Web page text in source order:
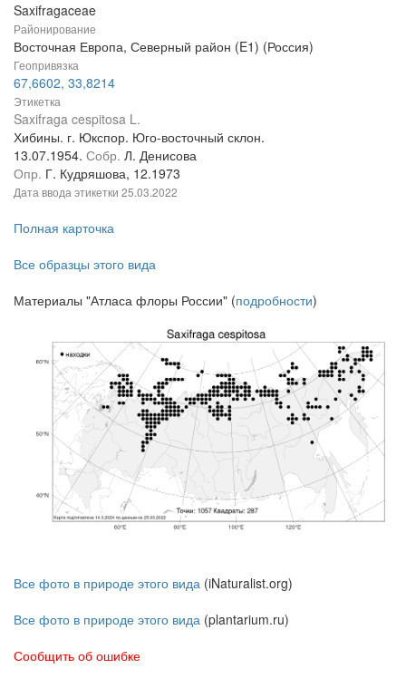
Saxifragaceae
Районирование
Восточная Европа, Северный район (E1) (Россия)
Геопривязка
67,6602, 33,8214
Этикетка
Saxifraga cespitosa L.
Хибины. г. Юкспор. Юго-восточный склон.
13.07.1954. Собр. Л. Денисова
Опр. Г. Кудряшова, 12.1973
Дата ввода этикетки 25.03.2022
Полная карточка
Все образцы этого вида
Материалы "Атласа флоры России" (подробности)
Все фото в природе этого вида (iNaturalist.org)
Все фото в природе этого вида (plantarium.ru)
Сообщить об ошибке